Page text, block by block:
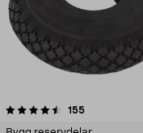
155recensioner
5.0 av 5 stjärnor